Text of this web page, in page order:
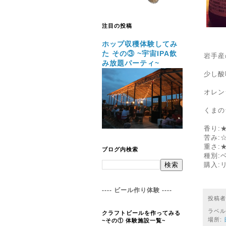
岩手
少し
オレ
くま
香り
苦み
重さ
種別:
購入:
投稿
ラベ
場所:
注目の投稿
ホップ収穫体験してみ
た その③ ~宇宙IPA飲
み放題パーティ~
ブログ内検索
---- ビール作り体験 ----
クラフトビールを作ってみる
~その① 体験施設一覧~